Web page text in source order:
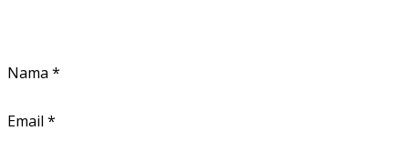
Nama *
Email *